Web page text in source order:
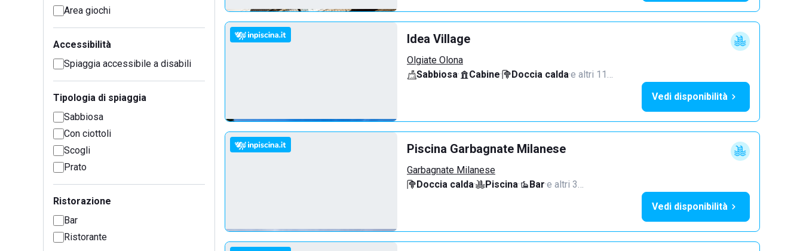
Area giochi
Accessibilità
Spiaggia accessibile a disabili
Tipologia di spiaggia
Sabbiosa
Con ciottoli
Scogli
Prato
Ristorazione
Bar
Ristorante
Idea Village
Olgiate Olona
Sabbiosa· Cabine· Doccia calda·e altri 11…
Vedi disponibilità
Piscina Garbagnate Milanese
Garbagnate Milanese
Doccia calda· Piscina· Bar·e altri 3…
Vedi disponibilità